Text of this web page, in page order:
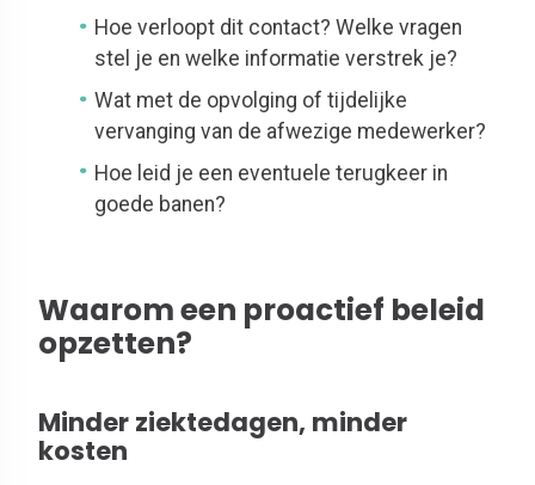
Hoe verloopt dit contact? Welke vragen
stel je en welke informatie verstrek je?
Wat met de opvolging of tijdelijke
vervanging van de afwezige medewerker?
Hoe leid je een eventuele terugkeer in
goede banen?
Waarom een proactief beleid
opzetten?
Minder ziektedagen, minder
kosten